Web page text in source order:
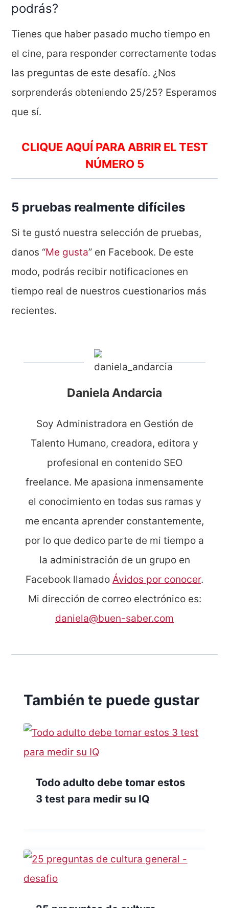
podrás?
Tienes que haber pasado mucho tiempo en
el cine, para responder correctamente todas
las preguntas de este desafío. ¿Nos
sorprenderás obteniendo 25/25? Esperamos
que sí.
CLIQUE AQUÍ PARA ABRIR EL TEST
NÚMERO 5
5 pruebas realmente difíciles
Si te gustó nuestra selección de pruebas,
danos “Me gusta” en Facebook. De este
modo, podrás recibir notificaciones en
tiempo real de nuestros cuestionarios más
recientes.
Daniela Andarcia
Soy Administradora en Gestión de
Talento Humano, creadora, editora y
profesional en contenido SEO
freelance. Me apasiona inmensamente
el conocimiento en todas sus ramas y
me encanta aprender constantemente,
por lo que dedico parte de mi tiempo a
la administración de un grupo en
Facebook llamado Ávidos por conocer.
Mi dirección de correo electrónico es:
daniela@buen-saber.com
También te puede gustar
Todo adulto debe tomar estos
3 test para medir su IQ